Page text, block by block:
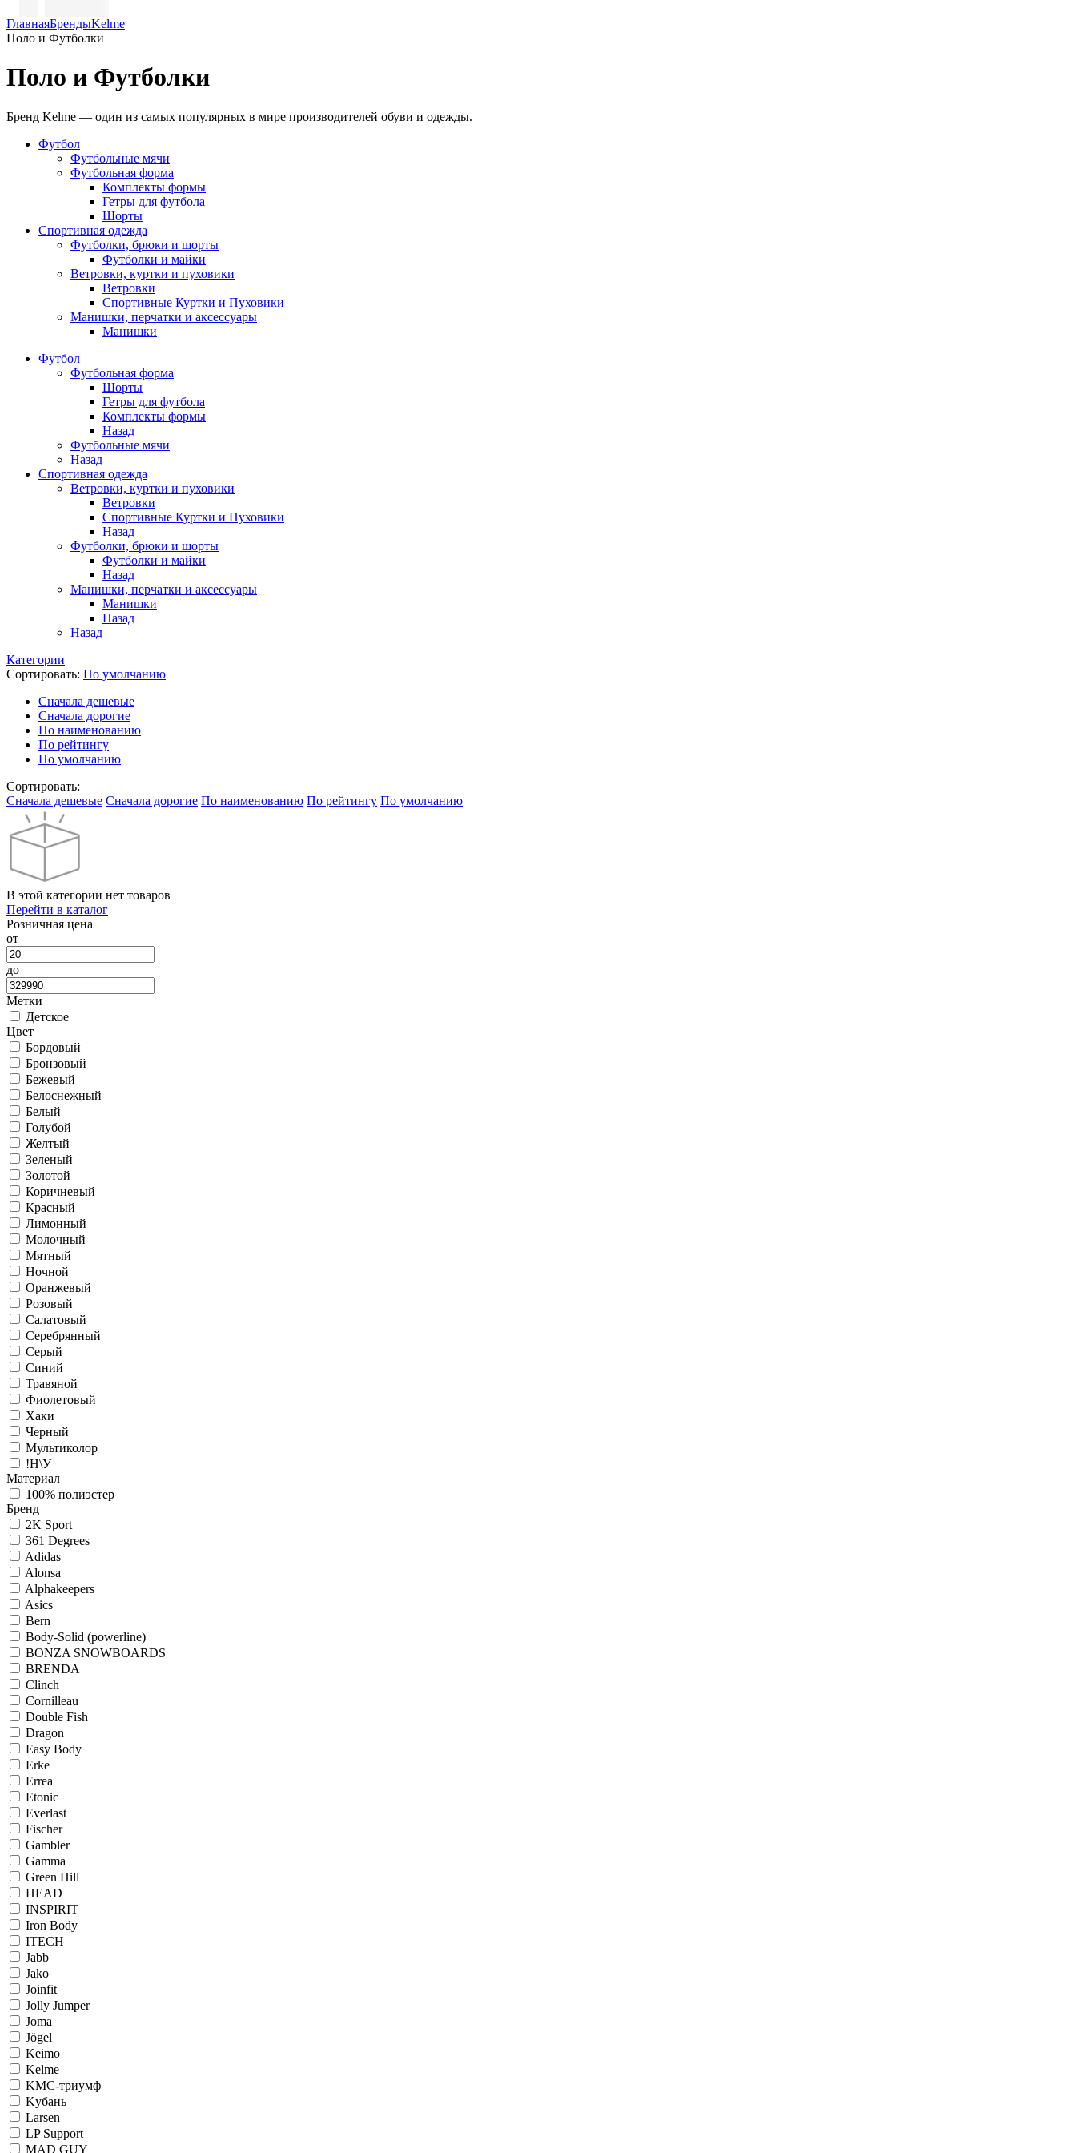
ГлавнаяБрендыKelme
Поло и Футболки
Поло и Футболки
Бренд Kelme — один из самых популярных в мире производителей обуви и одежды.
Футбол
Футбольные мячи
Футбольная форма
Комплекты формы
Гетры для футбола
Шорты
Спортивная одежда
Футболки, брюки и шорты
Футболки и майки
Ветровки, куртки и пуховики
Ветровки
Спортивные Куртки и Пуховики
Манишки, перчатки и аксессуары
Манишки
Футбол
Футбольная форма
Шорты
Гетры для футбола
Комплекты формы
Назад
Футбольные мячи
Назад
Спортивная одежда
Ветровки, куртки и пуховики
Ветровки
Спортивные Куртки и Пуховики
Назад
Футболки, брюки и шорты
Футболки и майки
Назад
Манишки, перчатки и аксессуары
Манишки
Назад
Назад
Категории
Сортировать: По умолчанию
Cначала дешевые
Cначала дорогие
По наименованию
По рейтингу
По умолчанию
Сортировать:
Cначала дешевые Cначала дорогие По наименованию По рейтингу По умолчанию
В этой категории нет товаров
Перейти в каталог
Розничная цена
от
до
Метки
Детское
Цвет
Бордовый
Бронзовый
Бежевый
Белоснежный
Белый
Голубой
Желтый
Зеленый
Золотой
Коричневый
Красный
Лимонный
Молочный
Мятный
Ночной
Оранжевый
Розовый
Салатовый
Серебрянный
Серый
Синий
Травяной
Фиолетовый
Хаки
Черный
Мультиколор
!Н\У
Материал
100% полиэстер
Бренд
2K Sport
361 Degrees
Adidas
Alonsa
Alphakeepers
Asics
Bern
Body-Solid (powerline)
BONZA SNOWBOARDS
BRENDA
Clinch
Cornilleau
Double Fish
Dragon
Easy Body
Erke
Errea
Etonic
Everlast
Fischer
Gambler
Gamma
Green Hill
HEAD
INSPIRIT
Iron Body
ITECH
Jabb
Jako
Joinfit
Jolly Jumper
Joma
Jögel
Keimo
Kelme
KМС-триумф
Kубань
Larsen
LP Support
MAD GUY